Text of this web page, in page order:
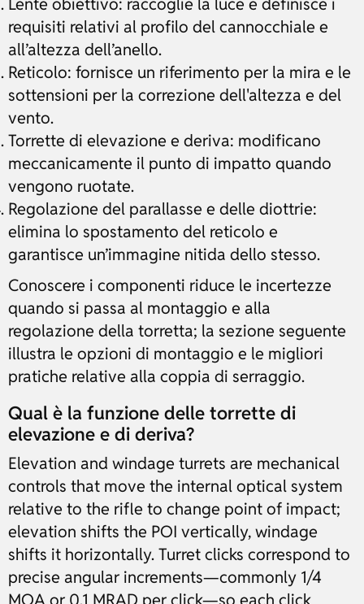
requisiti relativi al profilo del cannocchiale e
all’altezza dell’anello.
Reticolo: fornisce un riferimento per la mira e le
sottensioni per la correzione dell'altezza e del
vento.
Torrette di elevazione e deriva: modificano
meccanicamente il punto di impatto quando
vengono ruotate.
Regolazione del parallasse e delle diottrie:
elimina lo spostamento del reticolo e
garantisce un’immagine nitida dello stesso.
Conoscere i componenti riduce le incertezze
quando si passa al montaggio e alla
regolazione della torretta; la sezione seguente
illustra le opzioni di montaggio e le migliori
pratiche relative alla coppia di serraggio.
Qual è la funzione delle torrette di
elevazione e di deriva?
Elevation and windage turrets are mechanical
controls that move the internal optical system
relative to the rifle to change point of impact;
elevation shifts the POI vertically, windage
shifts it horizontally. Turret clicks correspond to
precise angular increments—commonly 1/4